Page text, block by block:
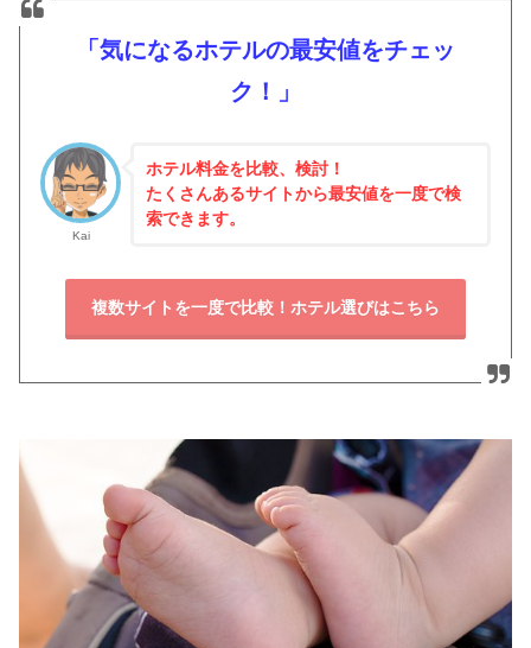
「気になるホテルの最安値をチェッ
ク！」
Kai
ホテル料金を比較、検討！
たくさんあるサイトから最安値を一度で検
索できます。
複数サイトを一度で比較！ホテル選びはこちら